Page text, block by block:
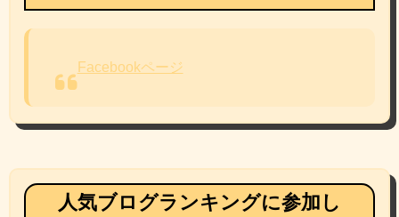
Facebookページ
人気ブログランキングに参加し